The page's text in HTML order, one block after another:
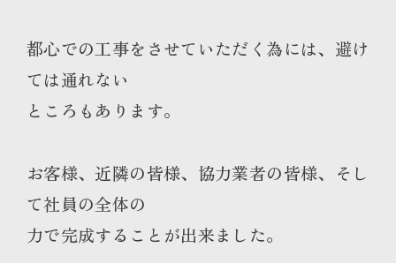
都心での工事をさせていただく為には、避け
ては通れない
ところもあります。
お客様、近隣の皆様、協力業者の皆様、そし
て社員の全体の
力で完成することが出来ました。